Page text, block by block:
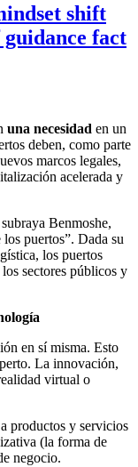
shift
fact
una necesidad en un
deben, como parte
marcos legales,
acelerada y
Benmoshe,
puertos”. Dada su
los puertos
sectores públicos y
en sí misma. Esto
La innovación,
virtual o
productos y servicios
(la forma de
negocio.